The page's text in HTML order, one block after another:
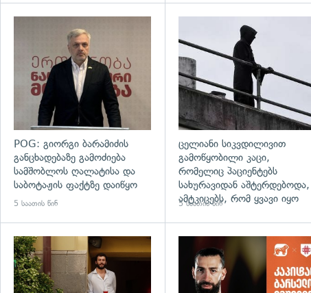
POG: გიორგი ბარამიძის
განცხადებაზე გამოძიება
სამშობლოს ღალატისა და
საბოტაჟის ფაქტზე დაიწყო
5 საათის წინ
ცელიანი სიკვდილივით
გამოწყობილი კაცი,
რომელიც პაციენტებს
სახურავიდან აშტერდებოდა,
ამტკიცებს, რომ ყვავი იყო
5 საათის წინ